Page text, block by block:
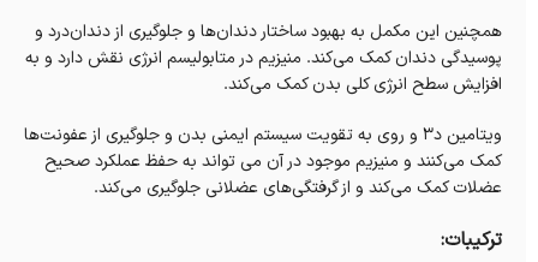
همچنین این مکمل به بهبود ساختار دندان‌ها و جلوگیری از دندان‌درد و
پوسیدگی دندان کمک می‌کند. منیزیم در متابولیسم انرژی نقش دارد و به
افزایش سطح انرژی کلی بدن کمک می‌کند.
ویتامین د3 و روی به تقویت سیستم ایمنی بدن و جلوگیری از عفونت‌ها
کمک می‌کنند و منیزیم موجود در آن می تواند به حفظ عملکرد صحیح
عضلات کمک می‌کند و از گرفتگی‌های عضلانی جلوگیری می‌کند.
ترکیبات: